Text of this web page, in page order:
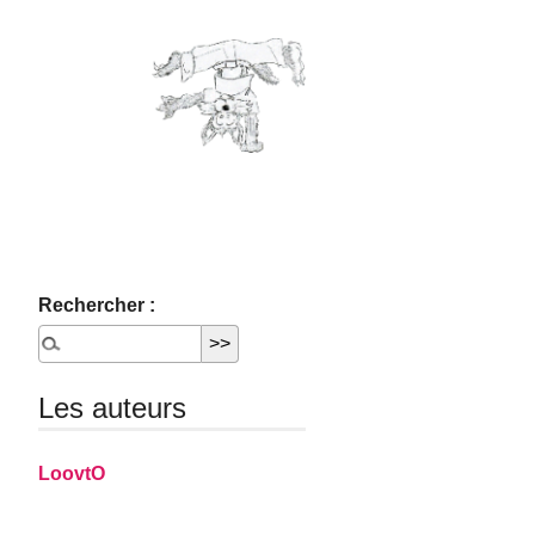
Rechercher :
Les auteurs
LoovtO